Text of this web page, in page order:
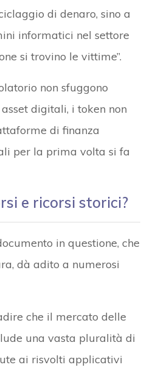
di denaro, sino a
informatici nel settore
si trovino le vittime”.
non sfuggono
digitali, i token non
di finanza
per la prima volta si fa
e ricorsi storici?
in questione, che
dà adito a numerosi
che il mercato delle
una vasta pluralità di
ai risvolti applicativi